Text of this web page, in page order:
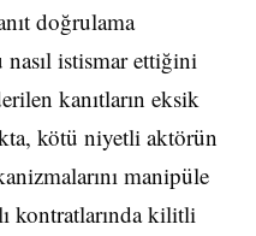
doğrulama
nasıl istismar ettiğini
kanıtların eksik
kötü niyetli aktörün
manipüle
kontratlarında kilitli